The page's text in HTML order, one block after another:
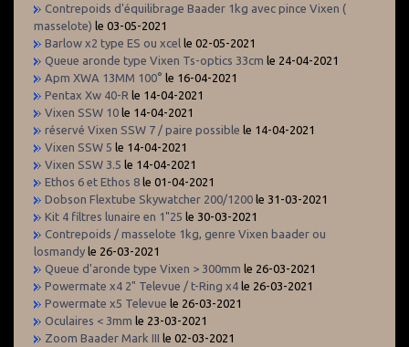
Contrepoids d'équilibrage Baader 1kg avec pince Vixen (
masselote) le 03-05-2021
Barlow x2 type ES ou xcel le 02-05-2021
Queue aronde type Vixen Ts-optics 33cm le 24-04-2021
Apm XWA 13MM 100° le 16-04-2021
Pentax Xw 40-R le 14-04-2021
Vixen SSW 10 le 14-04-2021
réservé Vixen SSW 7 / paire possible le 14-04-2021
Vixen SSW 5 le 14-04-2021
Vixen SSW 3.5 le 14-04-2021
Ethos 6 et Ethos 8 le 01-04-2021
Dobson Flextube Skywatcher 200/1200 le 31-03-2021
Kit 4 filtres lunaire en 1"25 le 30-03-2021
Contrepoids / masselote 1kg, genre Vixen baader ou
losmandy le 26-03-2021
Queue d'aronde type Vixen > 300mm le 26-03-2021
Powermate x4 2" Televue / t-Ring x4 le 26-03-2021
Powermate x5 Televue le 26-03-2021
Oculaires < 3mm le 23-03-2021
Zoom Baader Mark III le 02-03-2021